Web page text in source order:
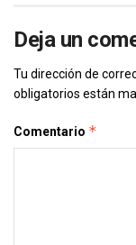
Deja un
Tu dirección de
obligatorios están
Comentario *